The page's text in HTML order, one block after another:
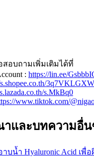
อบถามเพิ่มเติมได้ที่
: https://lin.ee/
s.MkBq0
www.tiktok.com/
และบทความอื่น